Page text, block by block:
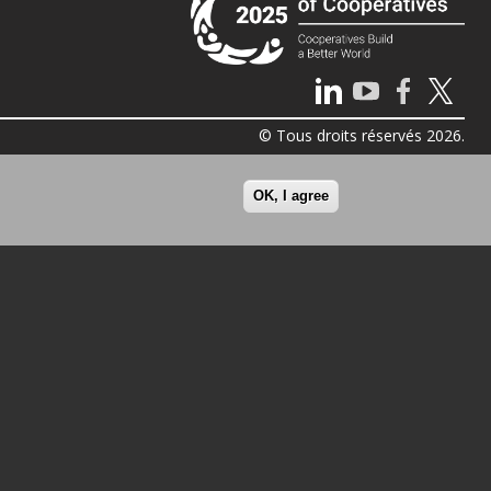
© Tous droits réservés 2026.
OK, I agree